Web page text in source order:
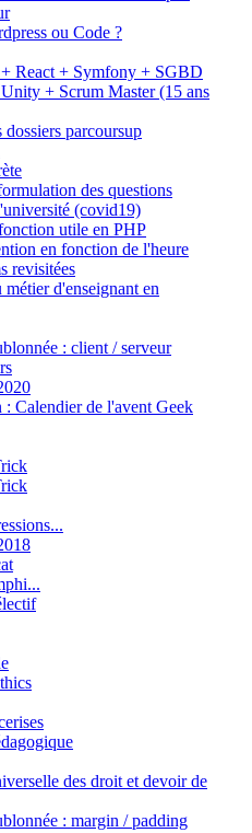
ou Code ?
React + Symfony + SGBD
+ Scrum Master (15 ans
parcoursup
des questions
(covid19)
utile en PHP
en fonction de l'heure
revisitées
d'enseignant en
: client / serveur
: Calendier de l'avent Geek
des droit et devoir de
: margin / padding